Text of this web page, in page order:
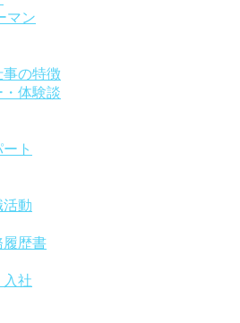
マン
の特徴
体験談
ト
活動
履歴書
入社